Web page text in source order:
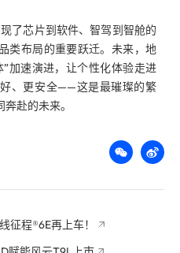
了芯片到软件、智驾到智舱的
类布局的重要跃迁。未来，地
加速演进，让个性化体验走进
、更安全——这是最璀璨的繁
赴的未来。
征程®6E再上车！